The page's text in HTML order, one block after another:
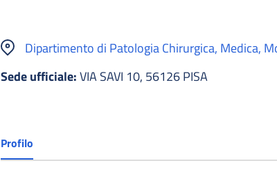
Dipartimento di Patologia Chirurgica, Medica,
Sede ufficiale:VIA SAVI 10, 56126 PISA
Profilo